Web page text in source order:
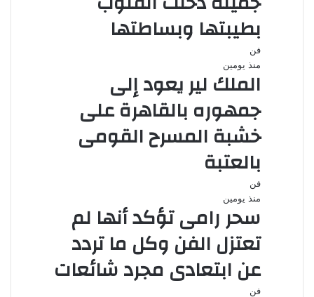
بطيبتها وبساطتها
فن
منذ يومين
الملك لير يعود إلى
جمهوره بالقاهرة على
خشبة المسرح القومى
بالعتبة
فن
منذ يومين
سحر رامى تؤكد أنها لم
تعتزل الفن وكل ما تردد
عن ابتعادى مجرد شائعات
فن